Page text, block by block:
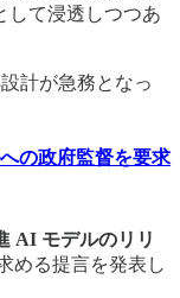
して浸透しつつあ
計が急務となっ
の政府監督を要求
AI モデルのリリ
める提言を発表し